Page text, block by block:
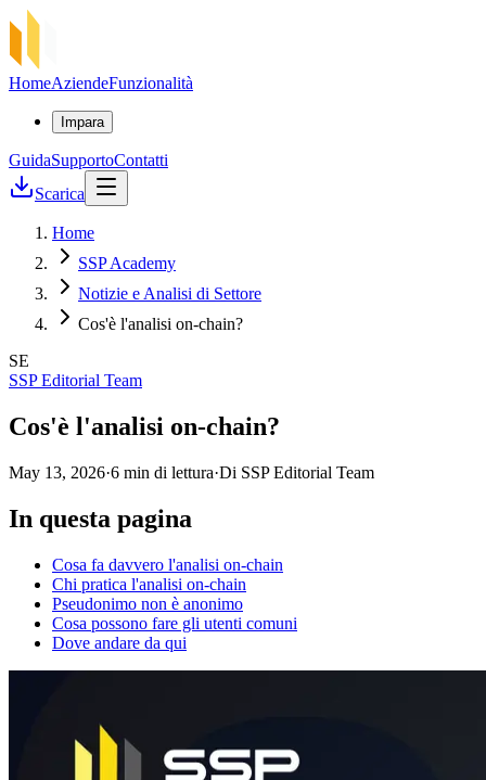
HomeAziendeFunzionalità
Impara
GuidaSupportoContatti
Scarica
Home
SSP Academy
Notizie e Analisi di Settore
Cos'è l'analisi on-chain?
SE
SSP Editorial Team
Cos'è l'analisi on-chain?
May 13, 2026·6 min di lettura·Di SSP Editorial Team
In questa pagina
Cosa fa davvero l'analisi on-chain
Chi pratica l'analisi on-chain
Pseudonimo non è anonimo
Cosa possono fare gli utenti comuni
Dove andare da qui